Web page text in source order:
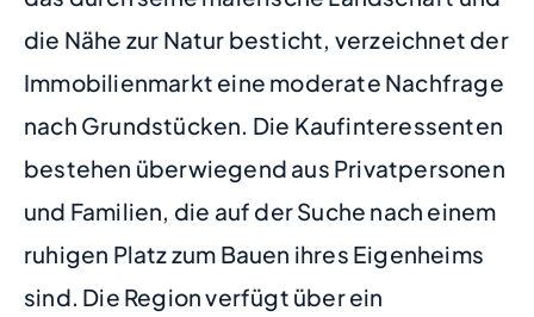
die Nähe zur Natur besticht, verzeichnet der
Immobilienmarkt eine moderate Nachfrage
nach Grundstücken. Die Kaufinteressenten
bestehen überwiegend aus Privatpersonen
und Familien, die auf der Suche nach einem
ruhigen Platz zum Bauen ihres Eigenheims
sind. Die Region verfügt über ein